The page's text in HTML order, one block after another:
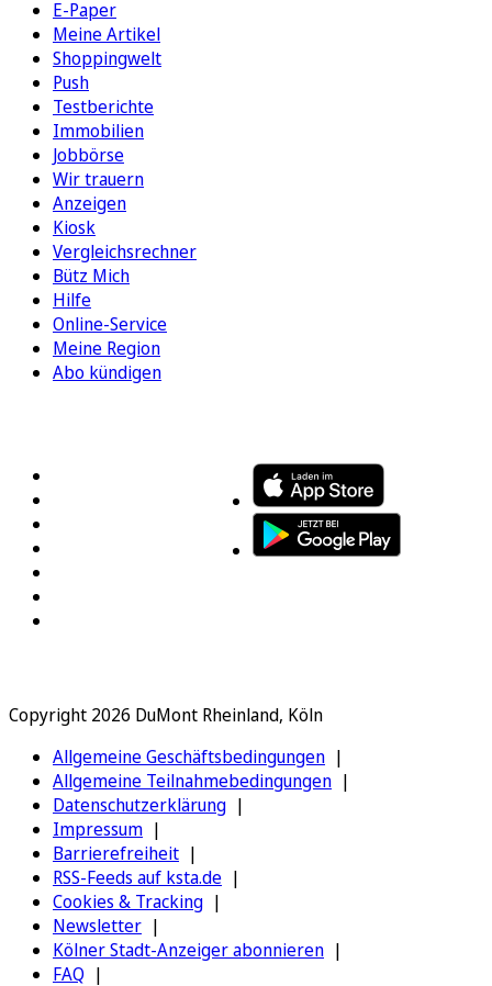
E-Paper
Meine Artikel
Shoppingwelt
Push
Testberichte
Immobilien
Jobbörse
Wir trauern
Anzeigen
Kiosk
Vergleichsrechner
Bütz Mich
Hilfe
Online-Service
Meine Region
Abo kündigen
Copyright 2026 DuMont Rheinland, Köln
Allgemeine Geschäftsbedingungen
Allgemeine Teilnahmebedingungen
Datenschutzerklärung
Impressum
Barrierefreiheit
RSS-Feeds auf ksta.de
Cookies & Tracking
Newsletter
Kölner Stadt-Anzeiger abonnieren
FAQ